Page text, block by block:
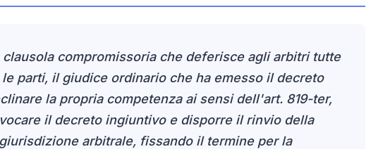
clausola compromissoria che deferisce agli arbitri tutte
parti, il giudice ordinario che ha emesso il decreto
la propria competenza ai sensi dell'art. 819-ter,
il decreto ingiuntivo e disporre il rinvio della
arbitrale, fissando il termine per la